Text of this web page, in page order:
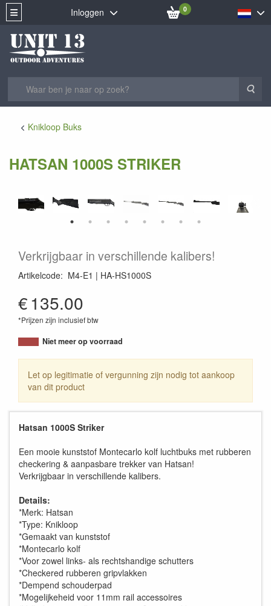
Inloggen 0
Knikloop Buks
HATSAN 1000S STRIKER
Verkrijgbaar in verschillende kalibers!
Artikelcode: M4-E1 HA-HS1000S
€135.00
*Prijzen zijn inclusief btw
Niet meer op voorraad
Let op legitimatie of vergunning zijn nodig tot aankoop
van dit product
Hatsan 1000S Striker
Een mooie kunststof Montecarlo kolf luchtbuks met rubberen
checkering & aanpasbare trekker van Hatsan!
Verkrijgbaar in verschillende kalibers.
Details:
*Merk: Hatsan
*Type: Knikloop
*Gemaakt van kunststof
*Montecarlo kolf
*Voor zowel links- als rechtshandige schutters
*Checkered rubberen gripvlakken
*Dempend schouderpad
*Mogelijkeheid voor 11mm rail accessoires